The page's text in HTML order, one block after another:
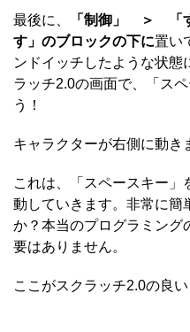
最後に、
「制御」 ＞ 「
す」のブロックの下に置い
ンドイッチしたような状態
ラッチ2.0の画面で、「ス
う！
キャラクターが右側に動き
これは、「スペースキー」
動していきます。非常に簡
か？本当のプログラミング
要はありません。
ここがスクラッチ2.0の良